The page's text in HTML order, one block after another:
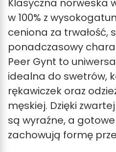
Klasyczna norweska
w 100% z
ceniona za trwałość,
ponadczasowy
Peer Gynt to
idealna do swetrów,
rękawiczek oraz
męskiej. Dzięki
są wyraźne, a
zachowują formę